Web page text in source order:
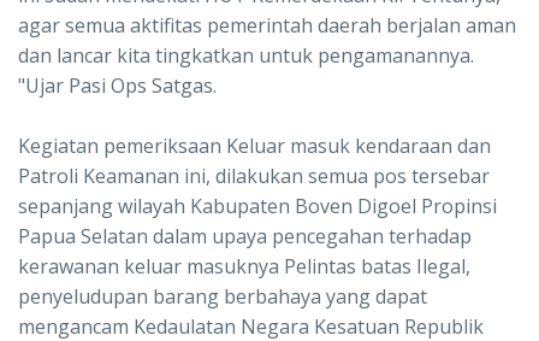
agar semua aktifitas pemerintah daerah berjalan aman
dan lancar kita tingkatkan untuk pengamanannya.
"Ujar Pasi Ops Satgas.
Kegiatan pemeriksaan Keluar masuk kendaraan dan
Patroli Keamanan ini, dilakukan semua pos tersebar
sepanjang wilayah Kabupaten Boven Digoel Propinsi
Papua Selatan dalam upaya pencegahan terhadap
kerawanan keluar masuknya Pelintas batas Ilegal,
penyeludupan barang berbahaya yang dapat
mengancam Kedaulatan Negara Kesatuan Republik